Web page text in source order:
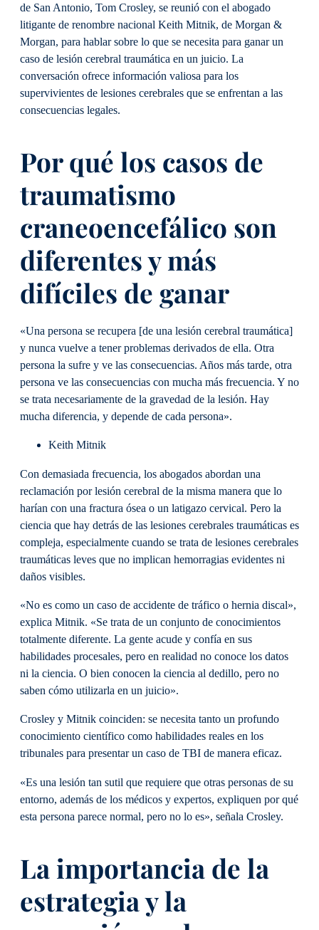
de San Antonio, Tom Crosley, se reunió con el abogado
litigante de renombre nacional Keith Mitnik, de Morgan &
Morgan, para hablar sobre lo que se necesita para ganar un
caso de lesión cerebral traumática en un juicio. La
conversación ofrece información valiosa para los
supervivientes de lesiones cerebrales que se enfrentan a las
consecuencias legales.
Por qué los casos de
traumatismo
craneoencefálico son
diferentes y más
difíciles de ganar
«Una persona se recupera [de una lesión cerebral traumática]
y nunca vuelve a tener problemas derivados de ella. Otra
persona la sufre y ve las consecuencias. Años más tarde, otra
persona ve las consecuencias con mucha más frecuencia. Y no
se trata necesariamente de la gravedad de la lesión. Hay
mucha diferencia, y depende de cada persona».
Keith Mitnik
Con demasiada frecuencia, los abogados abordan una
reclamación por lesión cerebral de la misma manera que lo
harían con una fractura ósea o un latigazo cervical. Pero la
ciencia que hay detrás de las lesiones cerebrales traumáticas es
compleja, especialmente cuando se trata de lesiones cerebrales
traumáticas leves que no implican hemorragias evidentes ni
daños visibles.
«No es como un caso de accidente de tráfico o hernia discal»,
explica Mitnik. «Se trata de un conjunto de conocimientos
totalmente diferente. La gente acude y confía en sus
habilidades procesales, pero en realidad no conoce los datos
ni la ciencia. O bien conocen la ciencia al dedillo, pero no
saben cómo utilizarla en un juicio».
Crosley y Mitnik coinciden: se necesita tanto un profundo
conocimiento científico como habilidades reales en los
tribunales para presentar un caso de TBI de manera eficaz.
«Es una lesión tan sutil que requiere que otras personas de su
entorno, además de los médicos y expertos, expliquen por qué
esta persona parece normal, pero no lo es», señala Crosley.
La importancia de la
estrategia y la